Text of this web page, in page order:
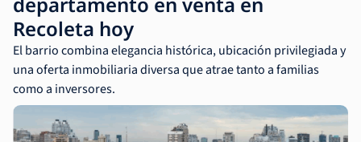
Recoleta hoy
El barrio combina elegancia histórica, ubicación privilegiada y
una oferta inmobiliaria diversa que atrae tanto a familias
como a inversores.